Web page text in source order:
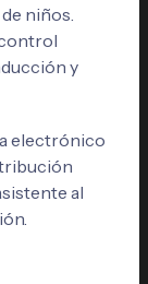
niños.
y
electrónico
al